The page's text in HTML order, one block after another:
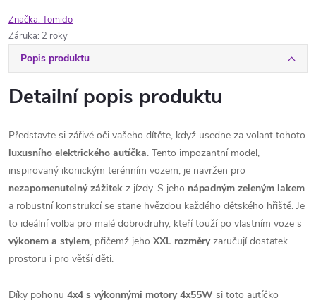
Značka:Tomido
Záruka: 2 roky
Popis produktu
Detailní popis produktu
Představte si zářivé oči vašeho dítěte, když usedne za volant tohoto
luxusního elektrického autíčka. Tento impozantní model,
inspirovaný ikonickým terénním vozem, je navržen pro
nezapomenutelný zážitek z jízdy. S jeho nápadným zeleným lakem
a robustní konstrukcí se stane hvězdou každého dětského hřiště. Je
to ideální volba pro malé dobrodruhy, kteří touží po vlastním voze s
výkonem a stylem, přičemž jeho XXL rozměryzaručují dostatek
prostoru i pro větší děti.
Díky pohonu 4x4 s výkonnými motory 4x55W si toto autíčko